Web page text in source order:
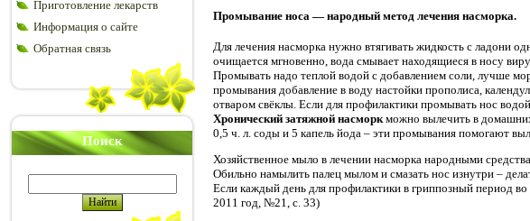
Приготовление лекарств
Информация о сайте
Обратная связь
Поиск
Промывание носа — народный метод лечения насморка.
Для лечения насморка нужно втягивать жидкость с ладони
очищается мгновенно, вода смывает находящиеся в носу
Промывать надо теплой водой с добавлением соли, лучше
промывания добавление в воду настойки прополиса,
отваром свёклы. Если для профилактики промывать нос
Хронический затяжной насморк можно вылечить в
0,5 ч. л. соды и 5 капель йода – эти промывания помогают
Хозяйственное мыло в лечении насморка народными
Обильно намылить палец мылом и смазать нос изнутри –
Если каждый день для профилактики в гриппозный период
2011 год, №21, с. 33)